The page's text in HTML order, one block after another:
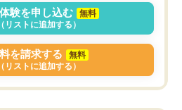
標を見つける事が出来ま
験を申し込む
無料
（リストに追加する）
を請求する
無料
（リストに追加する）